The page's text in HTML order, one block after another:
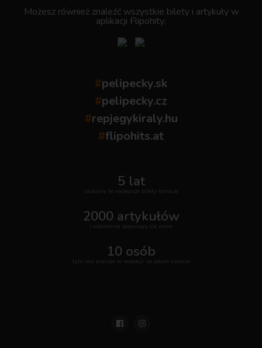
Możesz również znaleźć wszystkie bilety i artykuły w
aplikacji Flipohity:
#pelipecky.sk
#pelipecky.cz
#repjegykiraly.hu
#flipohits.at
5 lat
szukamy te najlepsze bilety lotnicze
2000 artykułów
i codziennie pojawiają się nowe
10 osób
tylu nas pracuje w redakcji na całym świecie